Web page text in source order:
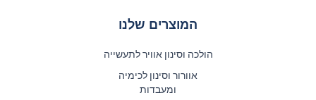
המוצרים שלנו
הולכה וסינון אוויר לתעשייה
אוורור וסינון לכימיה
ומעבדות